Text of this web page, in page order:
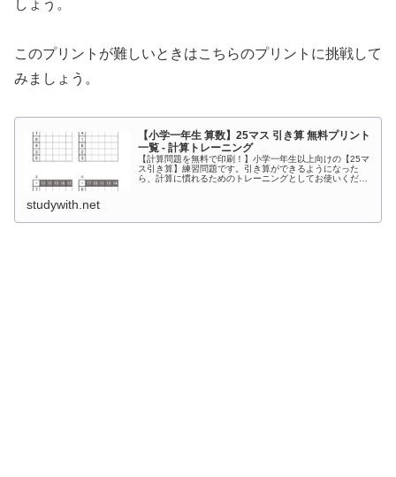
しょう。
このプリントが難しいときはこちらのプリントに挑戦して
みましょう。
【小学一年生 算数】25マス 引き算 無料プリント
一覧 - 計算トレーニング
【計算問題を無料で印刷！】小学一年生以上向けの【25マ
ス引き算】練習問題です。引き算ができるようになった
ら、計算に慣れるためのトレーニングとしてお使いくださ
studywith.net